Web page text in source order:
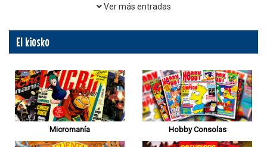
Ver más entradas
El kiosko
Micromanía Hobby Consolas